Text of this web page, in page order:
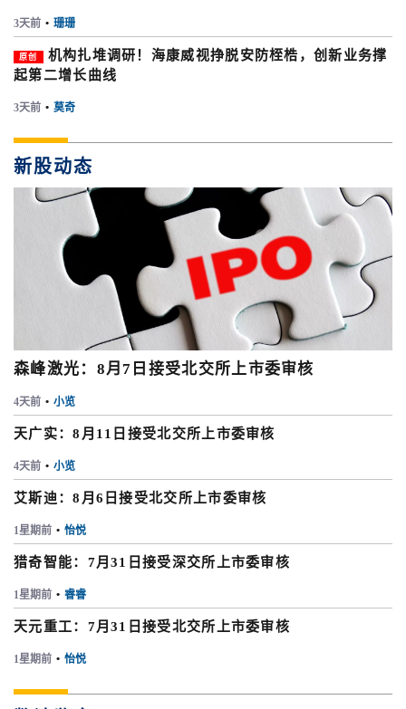
3天前 • 珊珊
原创
机构扎堆调研！海康威视挣脱安防桎梏，创新业务撑
起第二增长曲线
3天前 • 莫奇
新股动态
森峰激光：8月7日接受北交所上市委审核
4天前 • 小览
天广实：8月11日接受北交所上市委审核
4天前 • 小览
艾斯迪：8月6日接受北交所上市委审核
1星期前 • 怡悦
猎奇智能：7月31日接受深交所上市委审核
1星期前 • 睿睿
天元重工：7月31日接受北交所上市委审核
1星期前 • 怡悦